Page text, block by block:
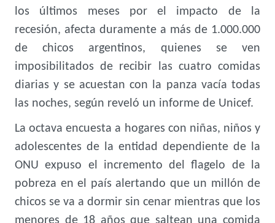
los últimos meses por el impacto de la
recesión, afecta duramente a más de 1.000.000
de chicos argentinos, quienes se ven
imposibilitados de recibir las cuatro comidas
diarias y se acuestan con la panza vacía todas
las noches, según reveló un informe de Unicef.
La octava encuesta a hogares con niñas, niños y
adolescentes de la entidad dependiente de la
ONU expuso el incremento del flagelo de la
pobreza en el país alertando que un millón de
chicos se va a dormir sin cenar mientras que los
menores de 18 años que saltean una comida